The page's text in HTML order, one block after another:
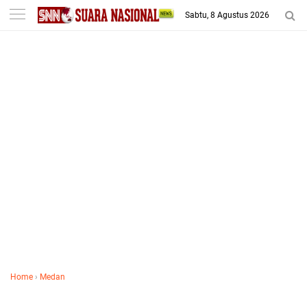
-->
Sabtu, 8 Agustus 2026
Home › Medan